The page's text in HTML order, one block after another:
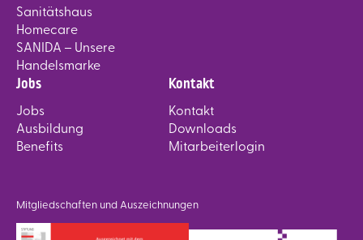
Sanitätshaus
Homecare
SANIDA – Unsere
Handelsmarke
Jobs
Jobs
Ausbildung
Benefits
Kontakt
Kontakt
Downloads
Mitarbeiterlogin
Mitgliedschaften und Auszeichnungen